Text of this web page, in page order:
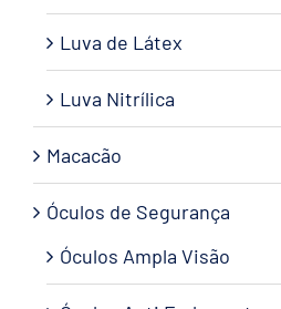
Luva de Látex
Luva Nitrílica
Macacão
Óculos de Segurança
Óculos Ampla Visão